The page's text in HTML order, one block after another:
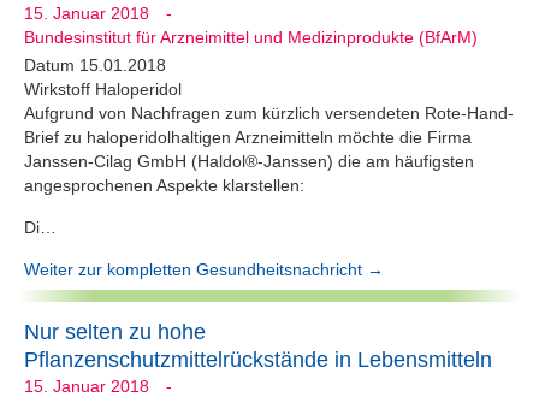
15. Januar 2018
-
Bundesinstitut für Arzneimittel und Medizinprodukte (BfArM)
Datum 15.01.2018
Wirkstoff Haloperidol
Aufgrund von Nachfragen zum kürzlich versendeten Rote-Hand-
Brief zu haloperidolhaltigen Arzneimitteln möchte die Firma
Janssen-Cilag GmbH (Haldol®-Janssen) die am häufigsten
angesprochenen Aspekte klarstellen:
Di…
Weiter zur kompletten Gesundheitsnachricht →
Nur selten zu hohe
Pflanzenschutzmittelrückstände in Lebensmitteln
15. Januar 2018
-